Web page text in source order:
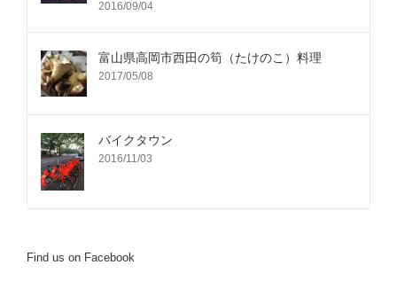
2016/09/04
富山県高岡市西田の筍（たけのこ）料理
2017/05/08
バイクタウン
2016/11/03
Find us on Facebook